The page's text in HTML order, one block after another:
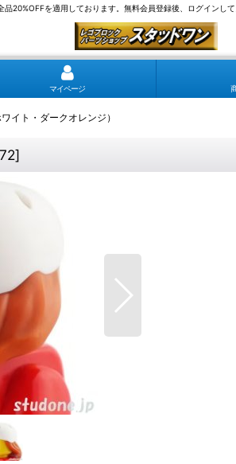
品20%OFFを適用しております。無料会員登録後、ログインし
マイページ
イト・ダークオレンジ）
]